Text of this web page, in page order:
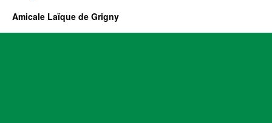
Amicale Laïque de Grigny